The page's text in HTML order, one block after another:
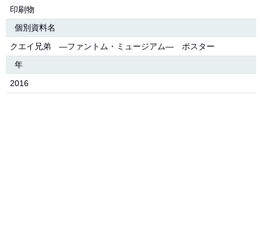
印刷物
個別資料名
クエイ兄弟 ―ファントム・ミュージアム― ポスター
年
2016